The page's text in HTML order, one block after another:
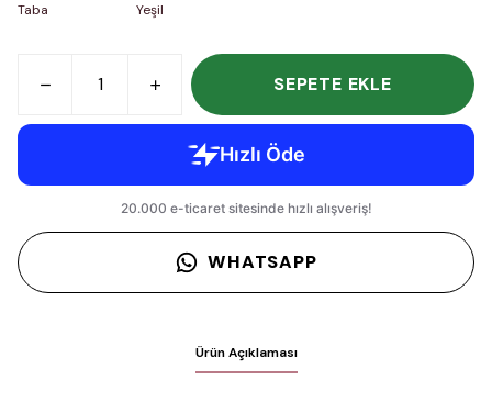
Taba Yeşil
SEPETE EKLE
WHATSAPP
Ürün Açıklaması